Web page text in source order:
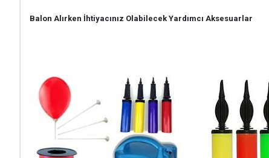
Balon Alırken İhtiyacınız Olabilecek Yardımcı Aksesuarlar